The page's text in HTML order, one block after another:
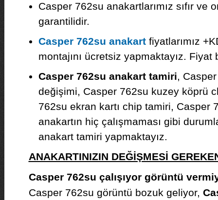
Casper 762su anakartlarımız sıfır ve
garantilidir.
Casper 762su anakartfiyatlarımız
montajını ücretsiz yapmaktayız. Fiyat
Casper 762su anakart tamiri,
değişimi, Casper 762su kuzey köprü
762su ekran kartı chip tamiri,
anakartın hiç çalışmaması gibi
anakart tamiri yapmaktayız.
ANAKARTINIZIN DEĞİŞMESİ
Casper 762su çalışıyor görüntü
Casper 762su görüntü bozuk geliyor,